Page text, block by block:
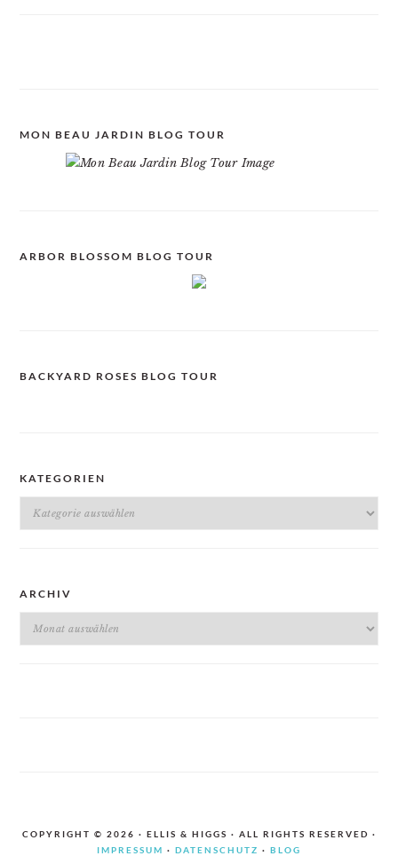
MON BEAU JARDIN BLOG TOUR
ARBOR BLOSSOM BLOG TOUR
BACKYARD ROSES BLOG TOUR
KATEGORIEN
Kategorien
ARCHIV
Archiv
COPYRIGHT © 2026 · ELLIS & HIGGS · ALL RIGHTS RESERVED ·
IMPRESSUM · DATENSCHUTZ · BLOG